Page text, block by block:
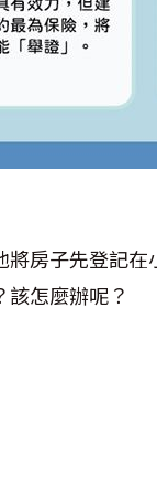
房子先登記
怎麼辦呢？